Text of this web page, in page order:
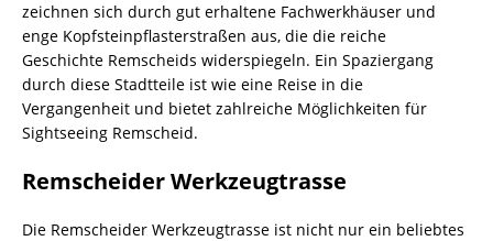
zeichnen sich durch gut erhaltene Fachwerkhäuser und
enge Kopfsteinpflasterstraßen aus, die die reiche
Geschichte Remscheids widerspiegeln. Ein Spaziergang
durch diese Stadtteile ist wie eine Reise in die
Vergangenheit und bietet zahlreiche Möglichkeiten für
Sightseeing Remscheid.
Remscheider Werkzeugtrasse
Die Remscheider Werkzeugtrasse ist nicht nur ein beliebtes